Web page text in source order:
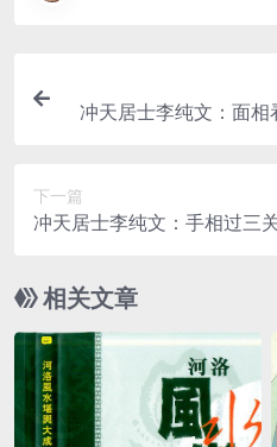
冲天居士李纯文：面
下一篇
冲天居士李纯文：手相过三
相关文章